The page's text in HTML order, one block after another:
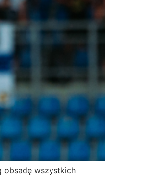
obsadę wszystkich